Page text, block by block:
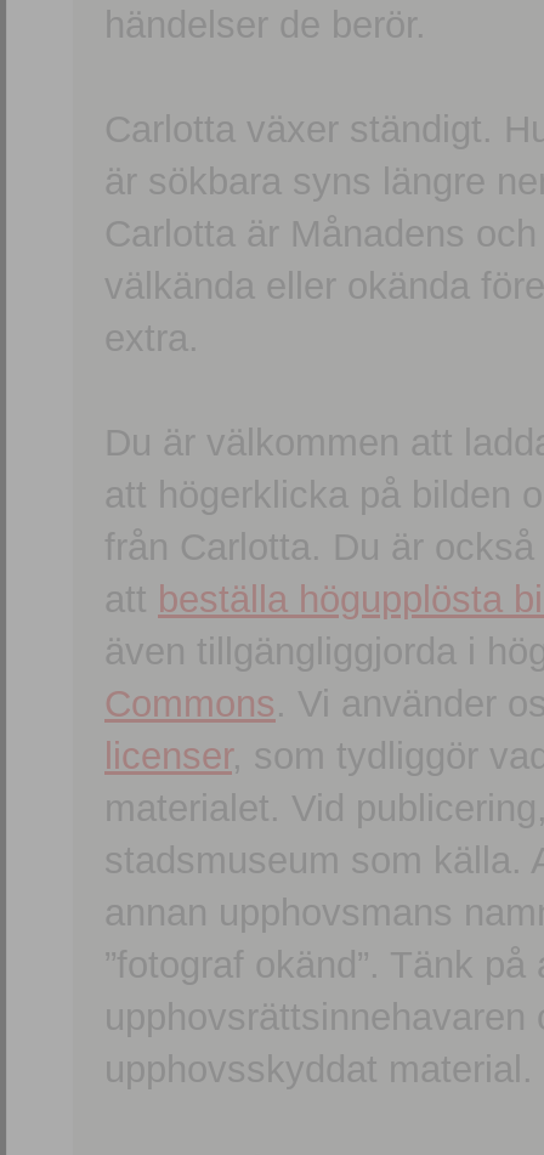
händelser de berör.
Carlotta växer ständigt.
är sökbara syns längre
Carlotta är Månadens
välkända eller okända
extra.
Du är välkommen att
att högerklicka på bilden
från Carlotta. Du är
att beställa högupplösta
även tillgängliggjorda i
Commons. Vi använder
licenser, som tydliggör
materialet. Vid
stadsmuseum som källa.
annan upphovsmans
”fotograf okänd”. Tänk
upphovsskyddat material.